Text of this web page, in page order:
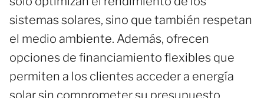
sistemas solares, sino que también respetan
el medio ambiente. Además, ofrecen
opciones de financiamiento flexibles que
permiten a los clientes acceder a energía
solar sin comprometer su presupuesto.